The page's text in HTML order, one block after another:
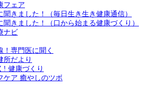
フェア
聞きました！（毎日生き生き健康通信）
聞きました！（口から始まる健康づくり）
ナビ
！専門医に聞く
所だより
! 健康づくり
ケア 癒やしのツボ